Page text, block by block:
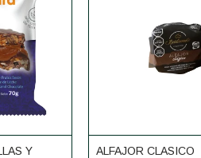
Y
ALFAJOR CLASICO